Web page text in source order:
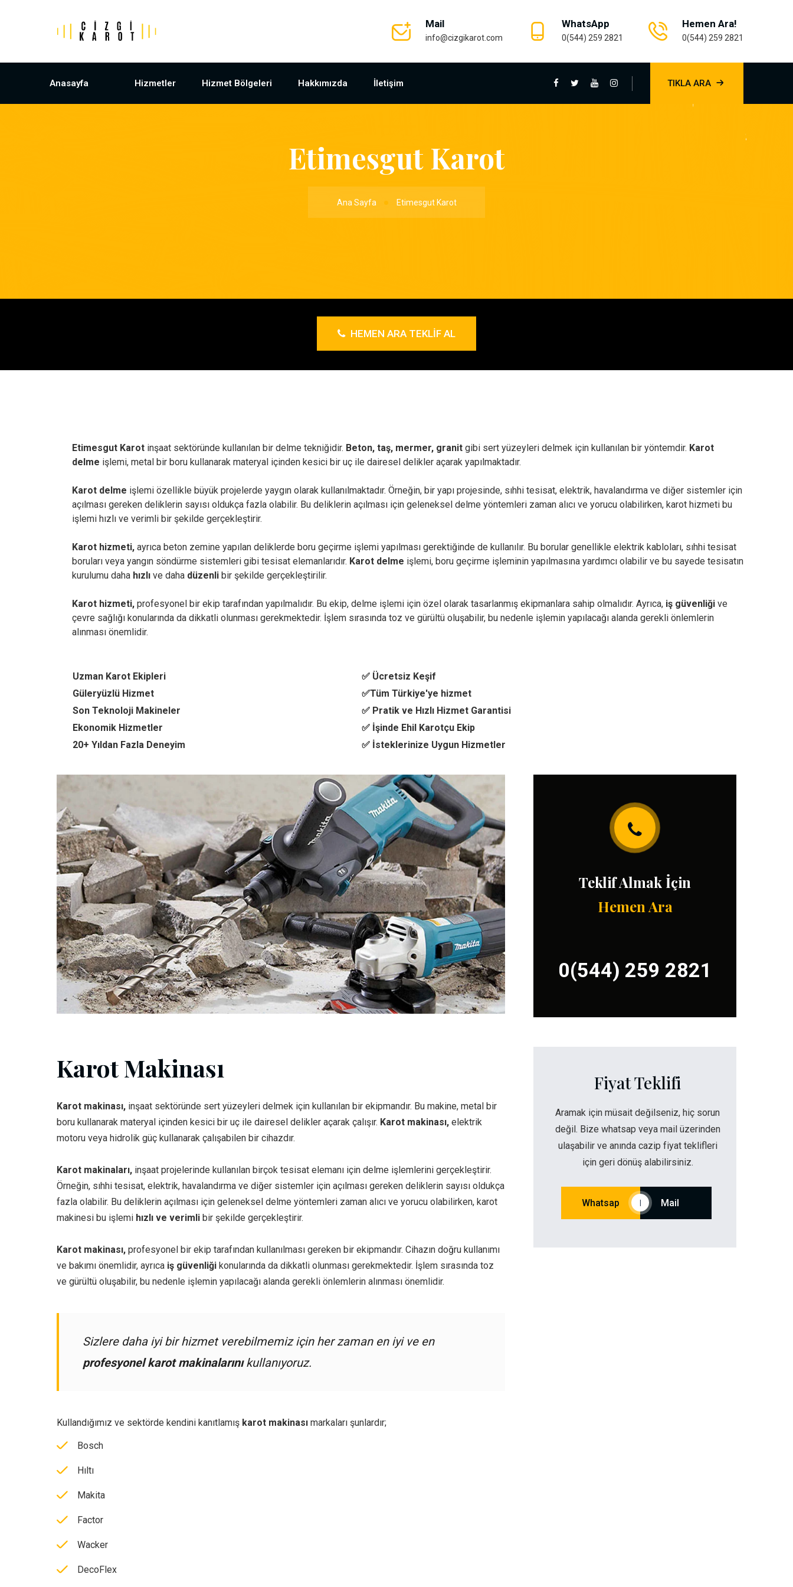
Mail
info@cizgikarot.com
WhatsApp
0(544) 259 2821
Hemen Ara!
0(544) 259 2821
Anasayfa Hizmetler Hizmet Bölgeleri Hakkımızda İletişim TIKLA ARA
Etimesgut Karot
Ana Sayfa Etimesgut Karot
HEMEN ARA TEKLIF AL
Etimesgut Karot inşaat sektöründe kullanılan bir delme tekniğidir. Beton, taş, mermer, granit gibi sert yüzeyleri delmek için kullanılan bir yöntemdir. Karot
delme işlemi, metal bir boru kullanarak materyal içinden kesici bir uç ile dairesel delikler açarak yapılmaktadır.
Karot delme işlemi özellikle büyük projelerde yaygın olarak kullanılmaktadır. Örneğin, bir yapı projesinde, sıhhi tesisat, elektrik, havalandırma ve diğer sistemler için
açılması gereken deliklerin sayısı oldukça fazla olabilir. Bu deliklerin açılması için geleneksel delme yöntemleri zaman alıcı ve yorucu olabilirken, karot hizmeti bu
işlemi hızlı ve verimli bir şekilde gerçekleştirir.
Karot hizmeti, ayrıca beton zemine yapılan deliklerde boru geçirme işlemi yapılması gerektiğinde de kullanılır. Bu borular genellikle elektrik kabloları, sıhhi tesisat
boruları veya yangın söndürme sistemleri gibi tesisat elemanlarıdır. Karot delme işlemi, boru geçirme işleminin yapılmasına yardımcı olabilir ve bu sayede tesisatın
kurulumu daha hızlı ve daha düzenli bir şekilde gerçekleştirilir.
Karot hizmeti, profesyonel bir ekip tarafından yapılmalıdır. Bu ekip, delme işlemi için özel olarak tasarlanmış ekipmanlara sahip olmalıdır. Ayrıca, iş güvenliği ve
çevre sağlığı konularında da dikkatli olunması gerekmektedir. İşlem sırasında toz ve gürültü oluşabilir, bu nedenle işlemin yapılacağı alanda gerekli önlemlerin
alınması önemlidir.
Uzman Karot Ekipleri
✅ Ücretsiz Keşif
Güleryüzlü Hizmet
✅Tüm Türkiye'ye hizmet
Son Teknoloji Makineler
✅ Pratik ve Hızlı Hizmet Garantisi
Ekonomik Hizmetler
✅ İşinde Ehil Karotçu Ekip
20+ Yıldan Fazla Deneyim
✅ İsteklerinize Uygun Hizmetler
Karot Makinası
Karot makinası, inşaat sektöründe sert yüzeyleri delmek için kullanılan bir ekipmandır. Bu makine, metal bir
boru kullanarak materyal içinden kesici bir uç ile dairesel delikler açarak çalışır. Karot makinası, elektrik
motoru veya hidrolik güç kullanarak çalışabilen bir cihazdır.
Karot makinaları, inşaat projelerinde kullanılan birçok tesisat elemanı için delme işlemlerini gerçekleştirir.
Örneğin, sıhhi tesisat, elektrik, havalandırma ve diğer sistemler için açılması gereken deliklerin sayısı oldukça
fazla olabilir. Bu deliklerin açılması için geleneksel delme yöntemleri zaman alıcı ve yorucu olabilirken, karot
makinesi bu işlemi hızlı ve verimli bir şekilde gerçekleştirir.
Karot makinası, profesyonel bir ekip tarafından kullanılması gereken bir ekipmandır. Cihazın doğru kullanımı
ve bakımı önemlidir, ayrıca iş güvenliği konularında da dikkatli olunması gerekmektedir. İşlem sırasında toz
ve gürültü oluşabilir, bu nedenle işlemin yapılacağı alanda gerekli önlemlerin alınması önemlidir.
Sizlere daha iyi bir hizmet verebilmemiz için her zaman en iyi ve en
profesyonel karot makinalarınıkullanıyoruz.
Kullandığımız ve sektörde kendini kanıtlamış karot makinası markaları şunlardır;
Bosch
Hıltı
Makita
Factor
Wacker
DecoFlex
Teklif Almak İçin
Hemen Ara
0(544) 259 2821
Fiyat Teklifi
Aramak için müsait değilseniz, hiç sorun
değil. Bize whatsap veya mail üzerinden
ulaşabilir ve anında cazip fiyat teklifleri
için geri dönüş alabilirsiniz.
Whatsap Mail